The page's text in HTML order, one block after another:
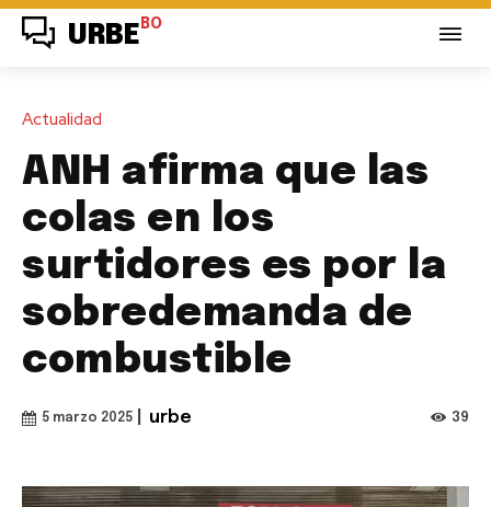
URBE BO
Actualidad
ANH afirma que las
colas en los
surtidores es por la
sobredemanda de
combustible
5 marzo 2025 urbe 39